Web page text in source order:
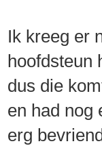
Ik kreeg er
hoofdsteun
dus die
en had nog
erg